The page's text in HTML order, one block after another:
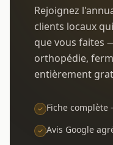
Rejoignez
clients locaux
que vous faites
orthopédie,
entièrement
Fiche
Avis Google